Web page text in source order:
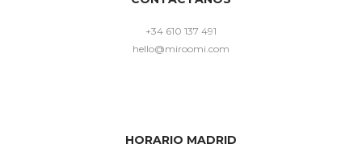
+34 610 137 491
hello@miroomi.com
HORARIO MADRID